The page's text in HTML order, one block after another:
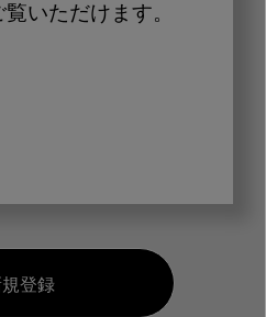
いただけます。
規登録